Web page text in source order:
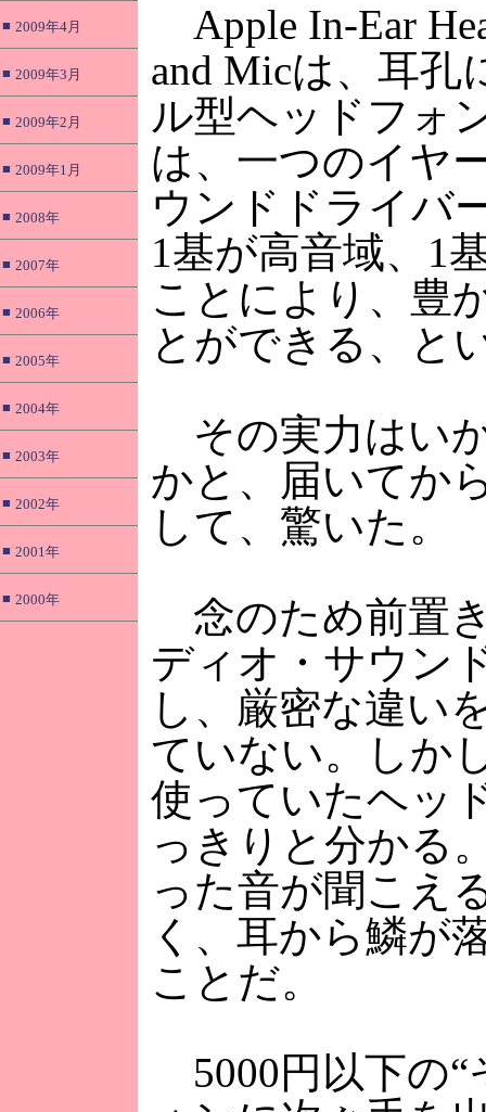
■ 2009年4月
■ 2009年3月
■ 2009年2月
■ 2009年1月
■ 2008年
■ 2007年
■ 2006年
■ 2005年
■ 2004年
■ 2003年
■ 2002年
■ 2001年
■ 2000年
Apple In-Ear
and Micは、耳孔
ル型ヘッドフォ
は、一つのイヤ
ウンドドライバ
1基が高音域、1
ことにより、豊
とができる、と
その実力はい
かと、届いてか
して、驚いた。
念のため前置
ディオ・サウン
し、厳密な違い
ていない。しか
使っていたヘッ
っきりと分かる
った音が聞こえ
く、耳から鱗が
ことだ。
5000円以下の“